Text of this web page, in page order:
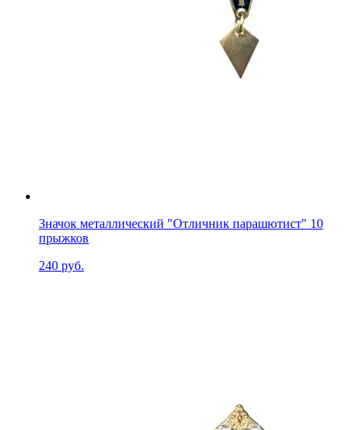
Значок металлический "Отличник парашютист" 10
прыжков
240 руб.